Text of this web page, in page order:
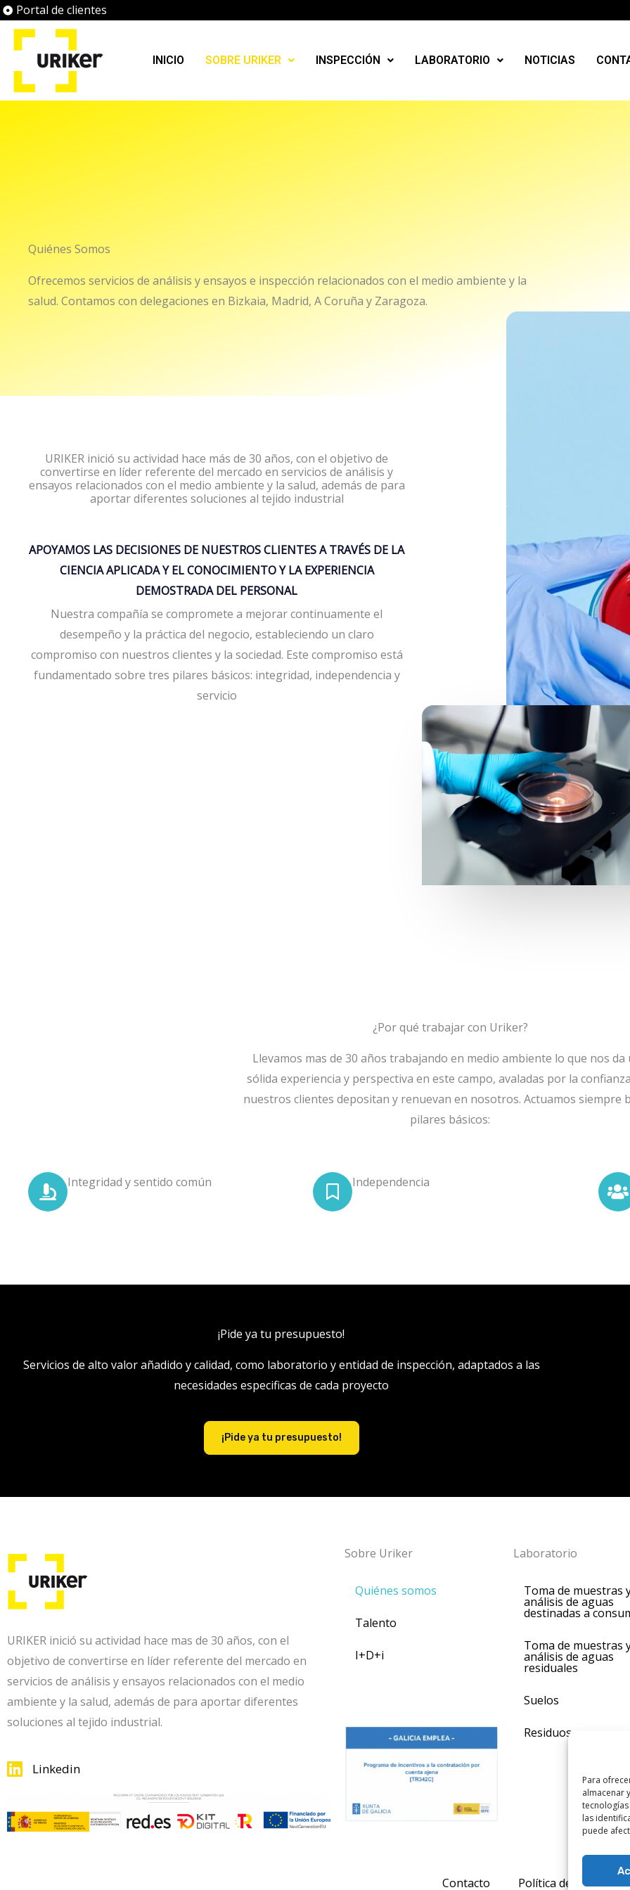
Para
almacenar
las
puede
Ir
contenido
Portal de clientes
INICIO SOBRE URIKER INSPECCIÓN LABORATORIO NOTICIAS
Quiénes Somos
Ofrecemos servicios de análisis y ensayos e inspección relacionados con el medio ambiente y la
salud. Contamos con delegaciones en Bizkaia, Madrid, A Coruña y Zaragoza.
URIKER inició su actividad hace más de 30 años, con el objetivo de
convertirse en líder referente del mercado en servicios de análisis y
ensayos relacionados con el medio ambiente y la salud, además de para
aportar diferentes soluciones al tejido industrial
APOYAMOS LAS DECISIONES DE NUESTROS CLIENTES A TRAVÉS DE LA
CIENCIA APLICADA Y EL CONOCIMIENTO Y LA EXPERIENCIA
DEMOSTRADA DEL PERSONAL
Nuestra compañía se compromete a mejorar continuamente el
desempeño y la práctica del negocio, estableciendo un claro
compromiso con nuestros clientes y la sociedad. Este compromiso está
fundamentado sobre tres pilares básicos: integridad, independencia y
servicio
¿Por qué trabajar con Uriker?
Llevamos mas de 30 años trabajando en medio ambiente lo que nos da
sólida experiencia y perspectiva en este campo, avaladas por la
nuestros clientes depositan y renuevan en nosotros. Actuamos siempre
pilares básicos:
Integridad y sentido común Independencia
¡Pide ya tu presupuesto!
Servicios de alto valor añadido y calidad, como laboratorio y entidad de inspección, adaptados a las
necesidades especificas de cada proyecto
¡Pide ya tu presupuesto!
URIKER inició su actividad hace mas de 30 años, con el
objetivo de convertirse en líder referente del mercado en
servicios de análisis y ensayos relacionados con el medio
ambiente y la salud, además de para aportar diferentes
soluciones al tejido industrial.
Linkedin
Sobre Uriker
Quiénes somos
Talento
I+D+i
Laboratorio
Toma de muestras
análisis de aguas
destinadas a
Toma de muestras
análisis de aguas
residuales
Suelos
Residuos
Contacto Política de calidad